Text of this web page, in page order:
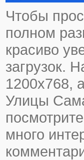
Чтобы
полном
красиво
загрузок.
1200х768,
Улицы
много